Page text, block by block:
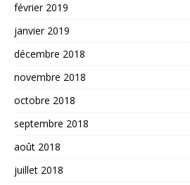
février 2019
janvier 2019
décembre 2018
novembre 2018
octobre 2018
septembre 2018
août 2018
juillet 2018